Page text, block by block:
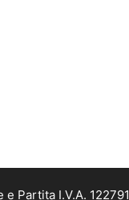
Partita I.V.A.